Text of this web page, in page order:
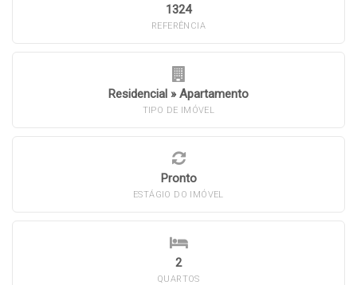
1324
REFERÊNCIA
Residencial » Apartamento
TIPO DE IMÓVEL
Pronto
ESTÁGIO DO IMÓVEL
2
QUARTOS